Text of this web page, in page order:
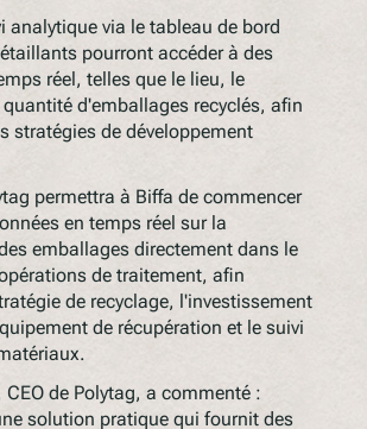
analytique via le tableau de bord
pourront accéder à des
réel, telles que le lieu, le
d'emballages recyclés, afin
stratégies de développement
permettra à Biffa de commencer
en temps réel sur la
emballages directement dans le
de traitement, afin
de recyclage, l'investissement
de récupération et le suivi
CEO de Polytag, a commenté :
solution pratique qui fournit des